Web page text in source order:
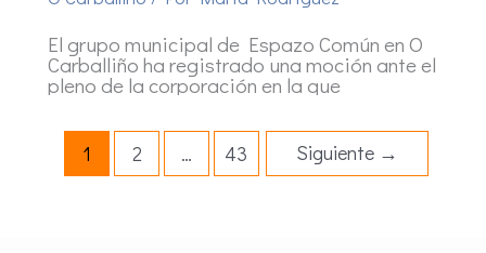
El grupo municipal de Espazo Común en O
Carballiño ha registrado una moción ante el
pleno de la corporación en la que
1 2 … 43 Siguiente →